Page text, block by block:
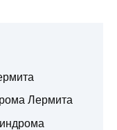
Лермита